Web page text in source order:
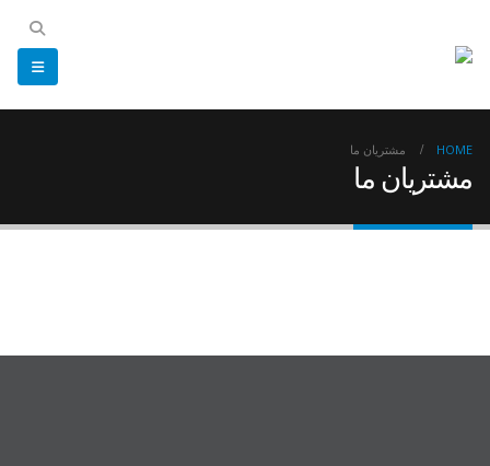
HOME مشتریان ما
مشتریان ما